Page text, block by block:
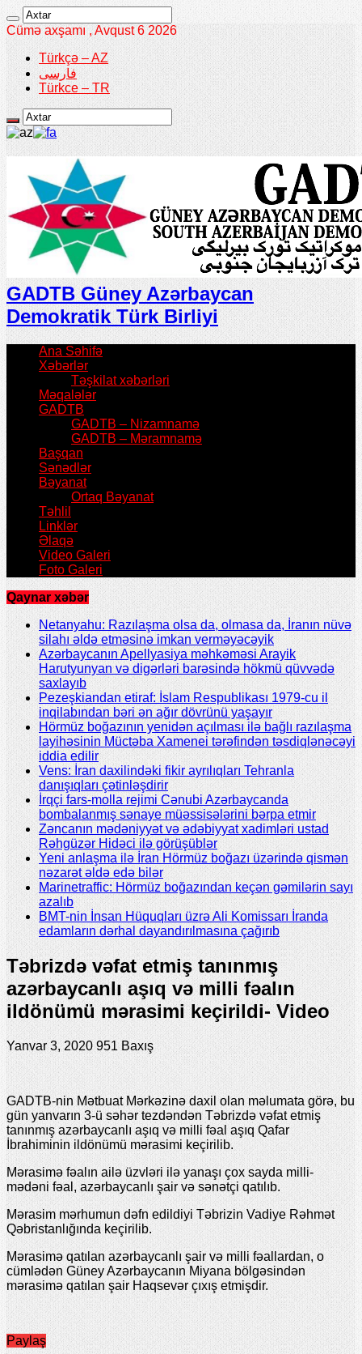
Cümə axşamı , Avqust 6 2026
Türkçə – AZ
فارسی
Türkce – TR
GADTB Güney Azərbaycan
Demokratik Türk Birliyi
Ana Səhifə
Xəbərlər
Təşkilat xəbərləri
Məqalələr
GADTB
GADTB – Nizamnamə
GADTB – Məramnamə
Başqan
Sənədlər
Bəyanat
Ortaq Bəyanat
Təhlil
Linklər
Əlaqə
Video Galeri
Foto Galeri
Qaynar xəbər
Netanyahu: Razılaşma olsa da, olmasa da, İranın nüvə
silahı əldə etməsinə imkan verməyəcəyik
Azərbaycanın Apellyasiya məhkəməsi Arayik
Harutyunyan və digərləri barəsində hökmü qüvvədə
saxlayıb
Pezeşkiandan etiraf: İslam Respublikası 1979-cu il
inqilabından bəri ən ağır dövrünü yaşayır
Hörmüz boğazının yenidən açılması ilə bağlı razılaşma
layihəsinin Müctəba Xamenei tərəfindən təsdiqlənəcəyi
iddia edilir
Vens: İran daxilindəki fikir ayrılıqları Tehranla
danışıqları çətinləşdirir
İrqçi fars-molla rejimi Cənubi Azərbaycanda
bombalanmış sənaye müəssisələrini bərpa etmir
Zəncanın mədəniyyət və ədəbiyyat xadimləri ustad
Rəhgüzər Hidəci ilə görüşüblər
Yeni anlaşma ilə İran Hörmüz boğazı üzərində qismən
nəzarət əldə edə bilər
Marinetraffic: Hörmüz boğazından keçən gəmilərin sayı
azalıb
BMT-nin İnsan Hüquqları üzrə Ali Komissarı İranda
edamların dərhal dayandırılmasına çağırıb
Təbrizdə vəfat etmiş tanınmış
azərbaycanlı aşıq və milli fəalın
ildönümü mərasimi keçirildi- Video
Yanvar 3, 2020 951 Baxış
GADTB-nin Mətbuat Mərkəzinə daxil olan məlumata görə, bu
gün yanvarın 3-ü səhər tezdəndən Təbrizdə vəfat etmiş
tanınmış azərbaycanlı aşıq və milli fəal aşıq Qafar
İbrahiminin ildönümü mərasimi keçirilib.
Mərasimə fəalın ailə üzvləri ilə yanaşı çox sayda milli-
mədəni fəal, azərbaycanlı şair və sənətçi qatılıb.
Mərasim mərhumun dəfn edildiyi Təbrizin Vadiye Rəhmət
Qəbristanlığında keçirilib.
Mərasimə qatılan azərbaycanlı şair və milli fəallardan, o
cümlədən Güney Azərbaycanın Miyana bölgəsindən
mərasimə qatılan şair Haqsevər çıxış etmişdir.
Paylaş